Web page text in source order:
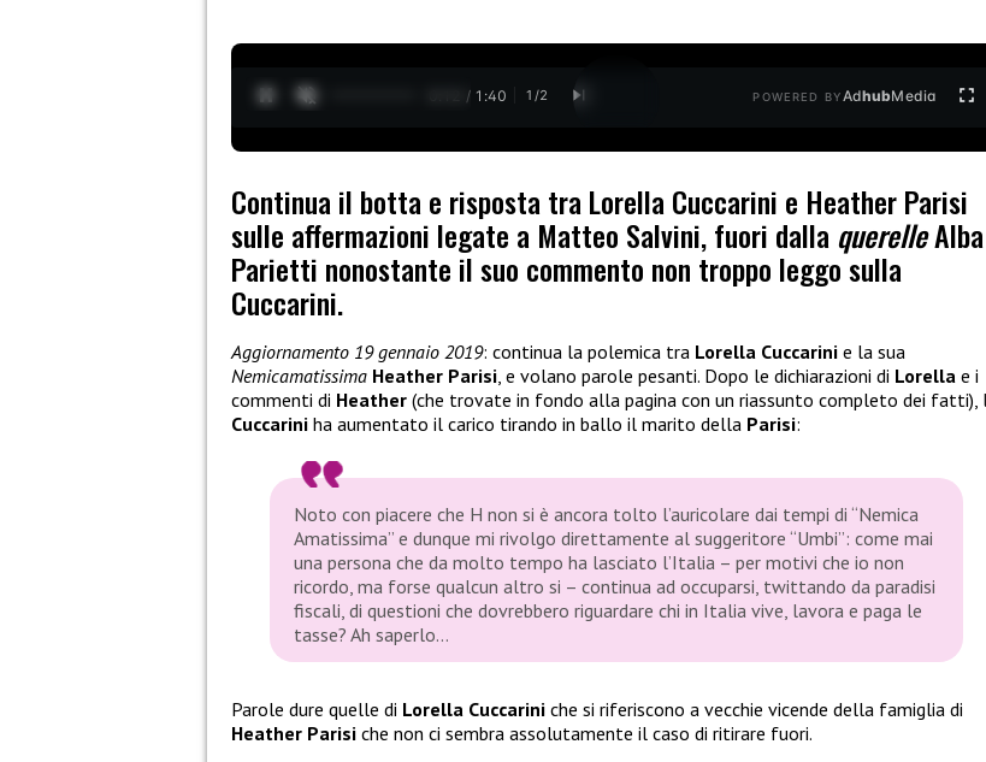
0:13 / 1:40 1 /2 POWERED BYAdhubMedia
Continua il botta e risposta tra Lorella Cuccarini e Heather Parisi
sulle affermazioni legate a Matteo Salvini, fuori dalla querelleAlba
Parietti nonostante il suo commento non troppo leggo sulla
Cuccarini.
Aggiornamento 19 gennaio 2019: continua la polemica tra Lorella Cuccarini e la sua
Nemicamatissima Heather Parisi , e volano parole pesanti. Dopo le dichiarazioni di Lorella e i
commenti di Heather (che trovate in fondo alla pagina con un riassunto completo dei fatti),
Cuccarini ha aumentato il carico tirando in ballo il marito della Parisi:
‪Noto con piacere che H non si è ancora tolto l’auricolare dai tempi di “Nemica
Amatissima” e dunque mi rivolgo direttamente al suggeritore “Umbi”: come mai
una persona che da molto tempo ha lasciato l’Italia – per motivi che io non
ricordo, ma forse qualcun altro si – continua ad occuparsi, twittando da paradisi
‬fiscali, di questioni che dovrebbero riguardare chi in Italia vive, lavora e paga le
tasse? Ah saperlo…
Parole dure quelle di Lorella Cuccarini che si riferiscono a vecchie vicende della famiglia di
Heather Parisi che non ci sembra assolutamente il caso di ritirare fuori.